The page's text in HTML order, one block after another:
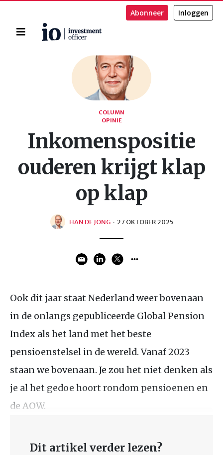
Home
Abonneer Inloggen
COLUMN
OPINIE
Inkomenspositie
ouderen krijgt klap
op klap
HAN DE JONG · 27 OKTOBER 2025
Ook dit jaar staat Nederland weer bovenaan
in de onlangs gepubliceerde Global Pension
Index als het land met het beste
pensioenstelsel in de wereld. Vanaf 2023
staan we bovenaan. Je zou het niet denken als
je al het gedoe hoort rondom pensioenen en
de AOW.
Dit artikel verder lezen?